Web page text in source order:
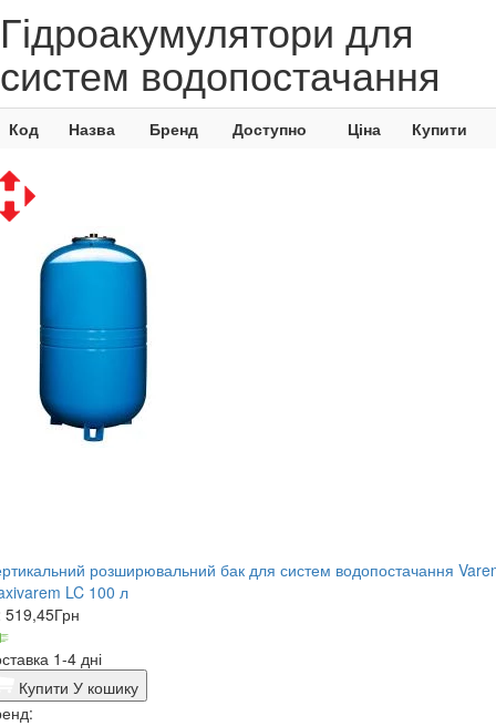
Гідроакумулятори для
систем водопостачання
Код Назва Бренд Доступно Ціна Купити
розширювальний бак для систем водопостачання
LC 100 л
519,45Грн
1-4 дні
Купити У кошику